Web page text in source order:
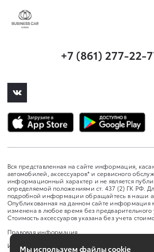
+7 (861) 277-22-
Вся представленная на сайте информация,
автомобилей, аксессуаров* и сервисного
информационный характер и не является
определяемой положениями ст. 437 (2) ГК РФ.
подробной информации обращайтесь в наши
Опубликованная на данном сайте информация
изменена в любое время без предварительного
Стоимость аксессуаров указана без учета
Правовая информация
Изменить настройку cookies
Мы используем файлы cookie